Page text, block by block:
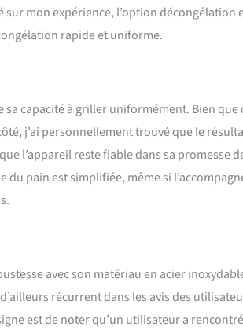
sur mon expérience, l’option
rapide et uniforme.
capacité à griller uniformément. Bien
j’ai personnellement trouvé que le
l’appareil reste fiable dans sa promesse
pain est simplifiée, même si
avec son matériau en acier
récurrent dans les avis des
est de noter qu’un utilisateur a